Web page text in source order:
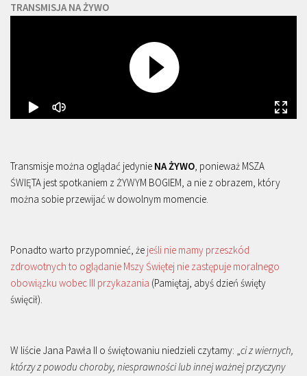
TRANSMISJA NA ŻYWO
Transmisje można oglądać jedynie NA ŻYWO, ponieważ MSZA
ŚWIĘTA jest spotkaniem z ŻYWYM BOGIEM, a nie z obrazem, który
można sobie przewijać w dowolnym momencie.
Ponadto warto przypomnieć, że jeśli nie mamy przeszkód
zdrowotnych to oglądanie Mszy Świętej nie zastępuje moralnego
obowiązku wobec III przykazania (Pamiętaj, abyś dzień święty
święcił).
W liście Jana Pawła II o świętowaniu niedzieli czytamy: „ci z wiernych,
którzy z powodu choroby, niesprawności lub innej ważnej przyczyny